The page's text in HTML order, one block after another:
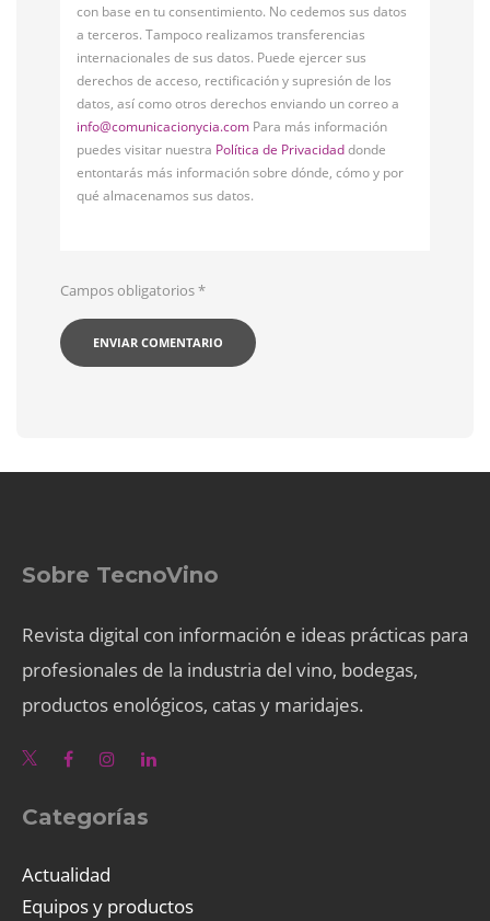
con base en tu consentimiento. No cedemos sus datos
a terceros. Tampoco realizamos transferencias
internacionales de sus datos. Puede ejercer sus
derechos de acceso, rectificación y supresión de los
datos, así como otros derechos enviando un correo a
info@comunicacionycia.com Para más información
puedes visitar nuestra Política de Privacidaddonde
entontarás más información sobre dónde, cómo y por
qué almacenamos sus datos.
Campos obligatorios*
Sobre TecnoVino
Revista digital con información e ideas prácticas para
profesionales de la industria del vino, bodegas,
productos enológicos, catas y maridajes.
Categorías
Actualidad
Equipos y productos